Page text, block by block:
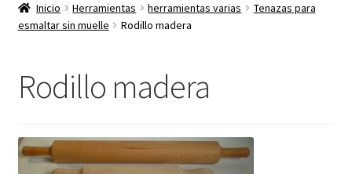
Localización
CONDICIONES
PRIVACIDAD
Inicio Herramientas herramientas varias
Tenazas para
esmaltar sin muelle
Rodillo madera
Rodillo madera